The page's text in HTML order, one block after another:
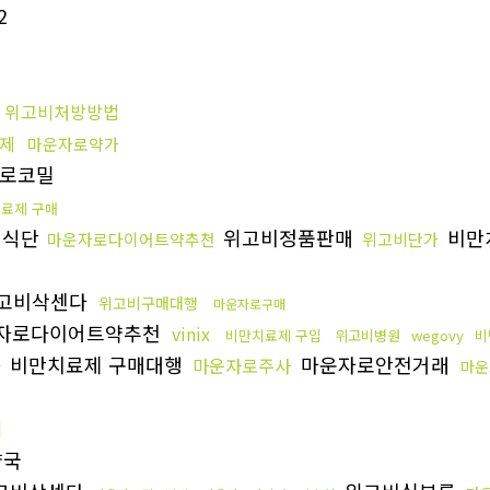
위고비처방방법
마운자로약가
코밀
제 구매
단 마운자로다이어트약추천 위고비정품판매 위고비단가 비
비삭센다 위고비구매대행 마운자로구매
로다이어트약추천 vinix 비만치료제 구입 위고비병원 wegovy
비만치료제 구매대행 마운자로주사 마운자로안전거래 마